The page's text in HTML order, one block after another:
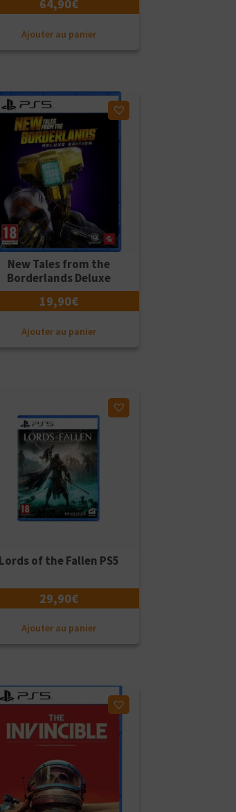
64,90€
Ajouter au panier
New Tales from the
Borderlands Deluxe
19,90€
Ajouter au panier
à ma liste d'envies
Lords of the Fallen PS5
29,90€
Ajouter au panier
à ma liste d'envies